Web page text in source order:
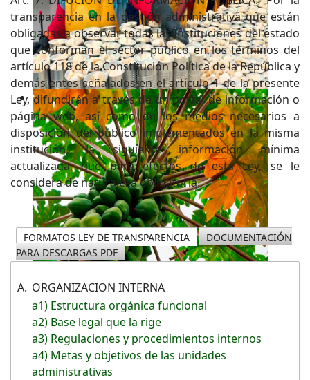
transparencia en la gestión administrativa que están
obligadas a observar todas las Instituciones del estado
que conforman el sector público en los términos del
artículo 118 de la Constitución Política de la República y
demás entes señalados en el artículo 1 de la presente
Ley, difundirán a través de un portal de información o
página web, así como de los medios necesarios a
disposición del público implementados en la misma
institución, la siguiente información mínima
actualizada, que para efectos de esta Ley, se le
considera de naturaleza obligatoria.
FORMATOS LEY DE TRANSPARENCIA
DOCUMENTACIÓN
PARA DESCARGAS PDF
A. ORGANIZACION INTERNA
a1) Estructura orgánica funcional
a2) Base legal que la rige
a3) Regulaciones y procedimientos internos
a4) Metas y objetivos de las unidades
administrativas